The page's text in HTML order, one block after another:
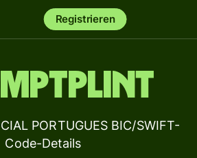
Registrieren
PORTUGUES BIC/SWIFT-
Code-Details